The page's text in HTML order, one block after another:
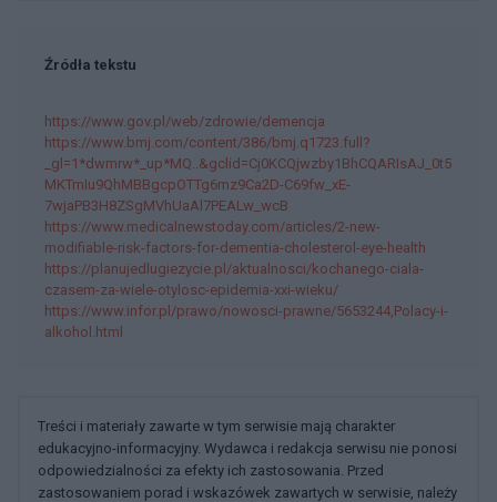
Źródła tekstu
https://www.gov.pl/web/zdrowie/demencja
https://www.bmj.com/content/386/bmj.q1723.full?
_gl=1*dwmrw*_up*MQ..&gclid=Cj0KCQjwzby1BhCQARIsAJ_0t5
MKTmIu9QhMBBgcpOTTg6mz9Ca2D-C69fw_xE-
7wjaPB3H8ZSgMVhUaAl7PEALw_wcB
https://www.medicalnewstoday.com/articles/2-new-
modifiable-risk-factors-for-dementia-cholesterol-eye-health
https://planujedlugiezycie.pl/aktualnosci/kochanego-ciala-
czasem-za-wiele-otylosc-epidemia-xxi-wieku/
https://www.infor.pl/prawo/nowosci-prawne/5653244,Polacy-i-
alkohol.html
Treści i materiały zawarte w tym serwisie mają charakter
edukacyjno-informacyjny. Wydawca i redakcja serwisu nie ponosi
odpowiedzialności za efekty ich zastosowania. Przed
zastosowaniem porad i wskazówek zawartych w serwisie, należy